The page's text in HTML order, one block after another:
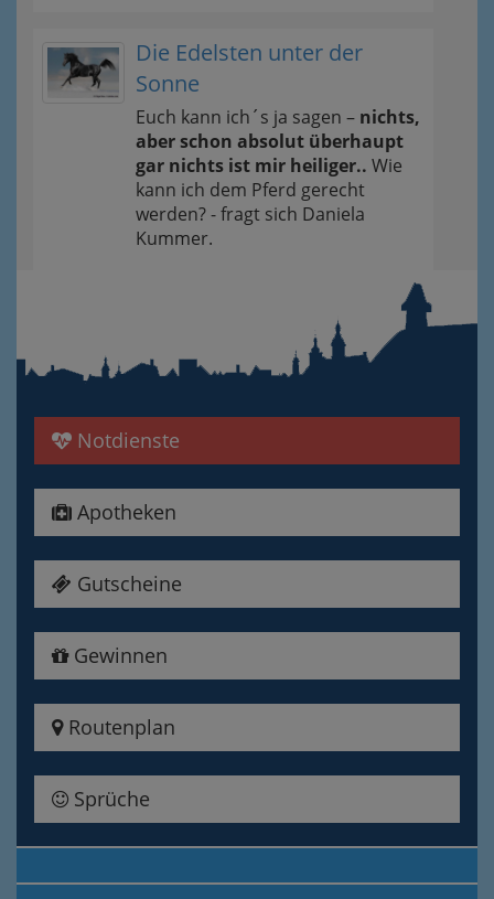
Die Edelsten unter der
Sonne
Euch kann ich´s ja sagen – nichts,
aber schon absolut überhaupt
gar nichts ist mir heiliger.. Wie
kann ich dem Pferd gerecht
werden? - fragt sich Daniela
Kummer.
Notdienste
Apotheken
Gutscheine
Gewinnen
Routenplan
Sprüche